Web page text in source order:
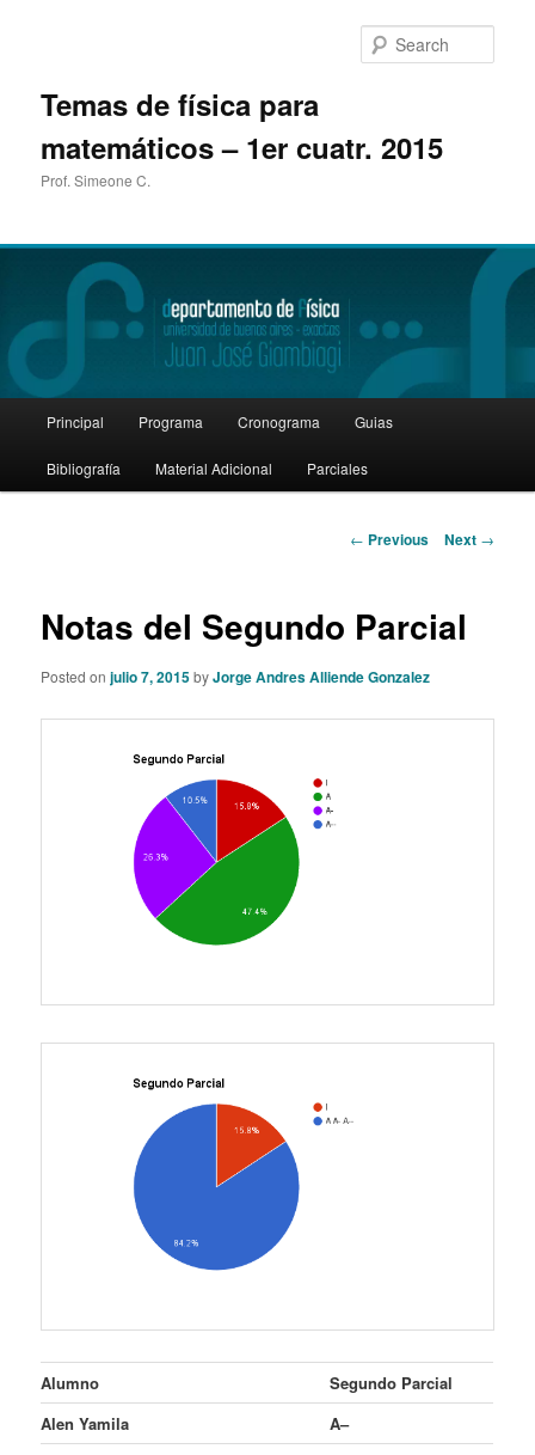
Temas de física para
matemáticos – 1er cuatr. 2015
Prof. Simeone C.
Skip
to
Principal Programa Cronograma Guias
Bibliografía Material Adicional Parciales
Post
← Previous Next →
Notas del Segundo Parcial
Posted onjulio 7, 2015byJorge Andres Alliende Gonzalez
Alumno
Segundo Parcial
Alen Yamila
A–